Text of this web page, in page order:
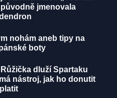
jmenovala
nohám aneb tipy na
boty
dluží Spartaku
nástroj, jak ho donutit